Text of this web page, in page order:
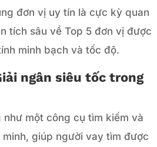
đơn vị uy tín là cực kỳ quan
tích sâu về Top 5 đơn vị được
minh bạch và tốc độ.
ngân siêu tốc trong
như một công cụ tìm kiếm và
giúp người vay tìm được